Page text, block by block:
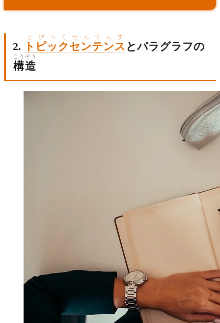
2. トピックセンテンス
とぴっくせんてんす
とパラグラフの
構造
こうぞう